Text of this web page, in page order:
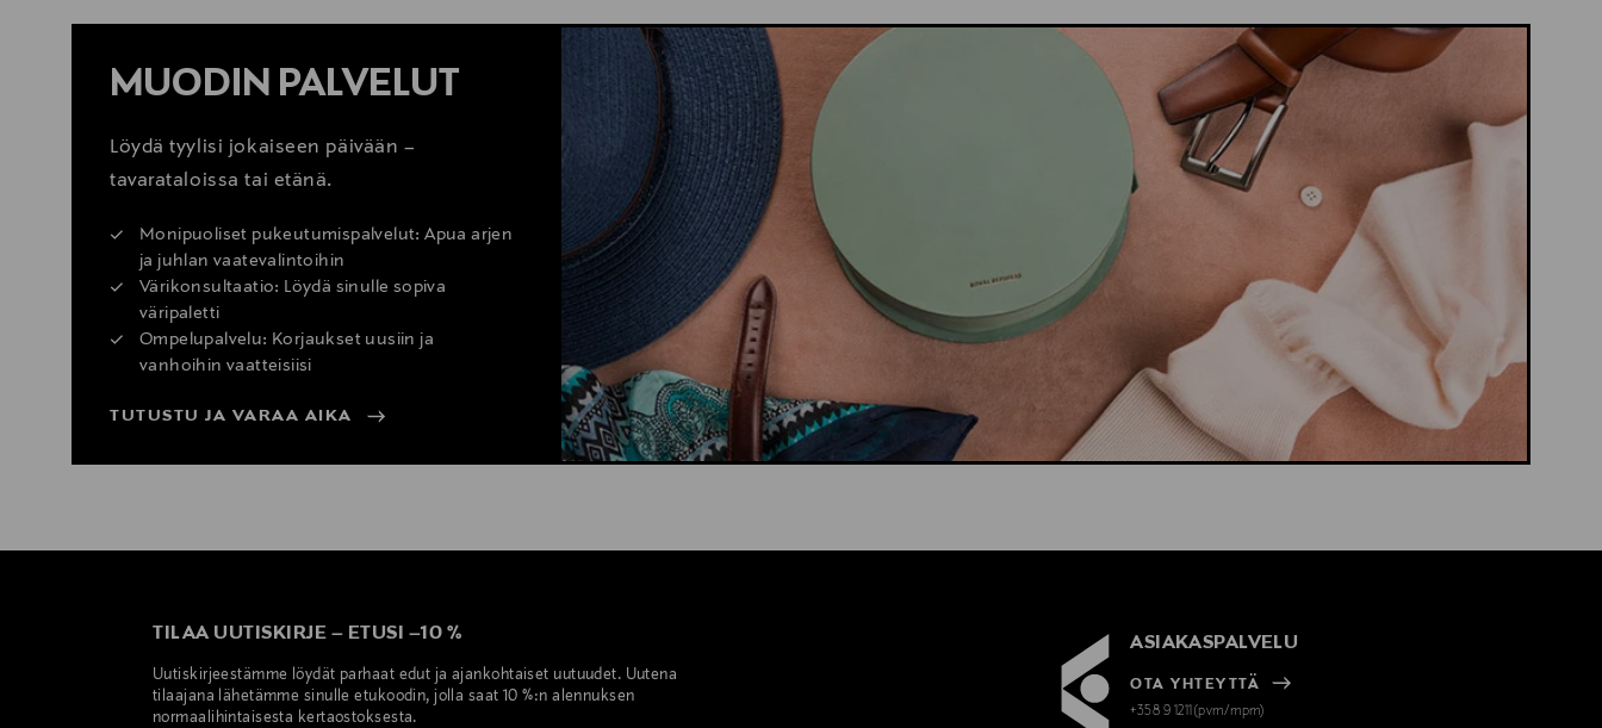
MUODIN PALVELUT
Löydä tyylisi jokaiseen päivään –
tavarataloissa tai etänä.
Monipuoliset pukeutumispalvelut: Apua arjen
ja juhlan vaatevalintoihin
Värikonsultaatio: Löydä sinulle sopiva
väripaletti
Ompelupalvelu: Korjaukset uusiin ja
vanhoihin vaatteisiisi
TUTUSTU JA VARAA AIKA
TILAA UUTISKIRJE – ETUSI –10 %
Uutiskirjeestämme löydät parhaat edut ja ajankohtaiset uutuudet. Uutena
tilaajana lähetämme sinulle etukoodin, jolla saat 10 %:n alennuksen
normaalihintaisesta kertaostoksesta.
ASIAKASPALVELU
OTA YHTEYTTÄ
+358 9 1211(pvm/mpm)